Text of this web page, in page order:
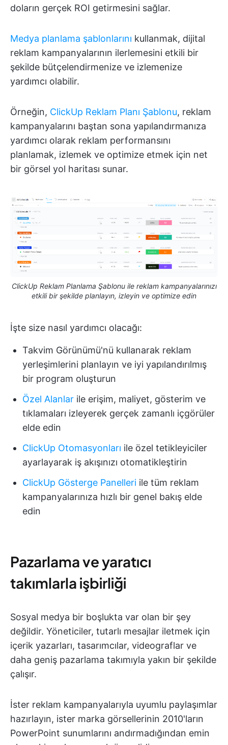
doların gerçek ROI getirmesini sağlar.
Medya planlama şablonlarını kullanmak, dijital
reklam kampanyalarının ilerlemesini etkili bir
şekilde bütçelendirmenize ve izlemenize
yardımcı olabilir.
Örneğin, ClickUp Reklam Planı Şablonu, reklam
kampanyalarını baştan sona yapılandırmanıza
yardımcı olarak reklam performansını
planlamak, izlemek ve optimize etmek için net
bir görsel yol haritası sunar.
ClickUp Reklam Planlama Şablonu ile reklam kampanyalarınızı
etkili bir şekilde planlayın, izleyin ve optimize edin
İşte size nasıl yardımcı olacağı:
Takvim Görünümü'nü kullanarak reklam
yerleşimlerini planlayın ve iyi yapılandırılmış
bir program oluşturun
Özel Alanlar ile erişim, maliyet, gösterim ve
tıklamaları izleyerek gerçek zamanlı içgörüler
elde edin
ClickUp Otomasyonları ile özel tetikleyiciler
ayarlayarak iş akışınızı otomatikleştirin
ClickUp Gösterge Panelleri ile tüm reklam
kampanyalarınıza hızlı bir genel bakış elde
edin
Pazarlama ve yaratıcı
takımlarla işbirliği
Sosyal medya bir boşlukta var olan bir şey
değildir. Yöneticiler, tutarlı mesajlar iletmek için
içerik yazarları, tasarımcılar, videograflar ve
daha geniş pazarlama takımıyla yakın bir şekilde
çalışır.
İster reklam kampanyalarıyla uyumlu paylaşımlar
hazırlayın, ister marka görsellerinin 2010'ların
PowerPoint sunumlarını andırmadığından emin